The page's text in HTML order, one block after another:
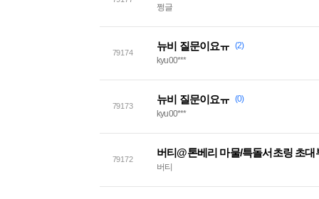
쩡글
79174
뉴비 질문이요ㅠ (2)
kyu00***
79173
뉴비 질문이요ㅠ (0)
kyu00***
79172
버티@톤베리 마물/특돌서초링 초
버티